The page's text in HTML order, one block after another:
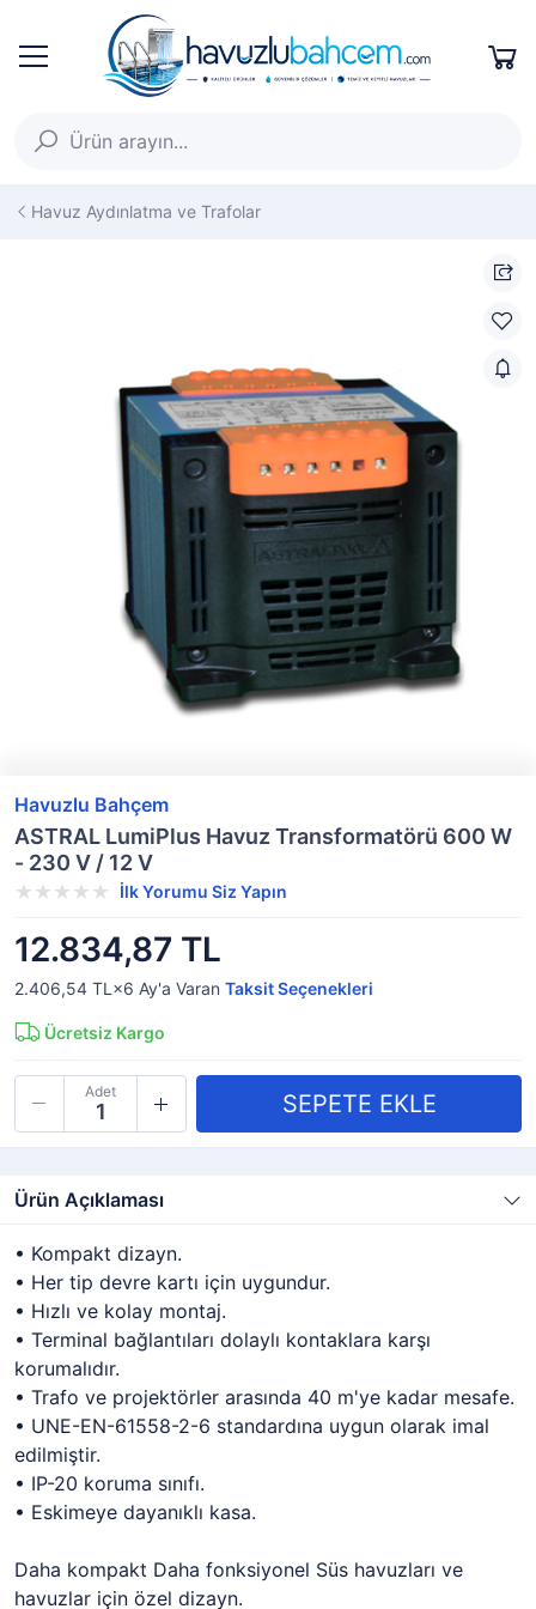
Havuz Aydınlatma ve Trafolar
Havuzlu Bahçem
ASTRAL LumiPlus Havuz Transformatörü 600 W
- 230 V / 12 V
İlk Yorumu Siz Yapın
12.834,87 TL
2.406,54 TL×6 Ay'a Varan Taksit Seçenekleri
Ücretsiz Kargo
Adet
Ürün Açıklaması
• Kompakt dizayn.
• Her tip devre kartı için uygundur.
• Hızlı ve kolay montaj.
• Terminal bağlantıları dolaylı kontaklara karşı
korumalıdır.
• Trafo ve projektörler arasında 40 m'ye kadar mesafe.
• UNE-EN-61558-2-6 standardına uygun olarak imal
edilmiştir.
• IP-20 koruma sınıfı.
• Eskimeye dayanıklı kasa.
Daha kompakt Daha fonksiyonel Süs havuzları ve
havuzlar için özel dizayn.